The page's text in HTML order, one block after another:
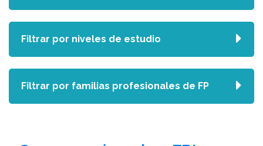
Filtrar por niveles de estudio
Filtrar por familias profesionales de FP